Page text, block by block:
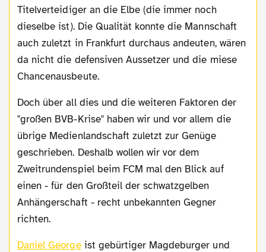
Titelverteidiger an die Elbe (die immer noch
dieselbe ist). Die Qualität konnte die Mannschaft
auch zuletzt in Frankfurt durchaus andeuten, wären
da nicht die defensiven Aussetzer und die miese
Chancenausbeute.
Doch über all dies und die weiteren Faktoren der
"großen BVB-Krise" haben wir und vor allem die
übrige Medienlandschaft zuletzt zur Genüge
geschrieben. Deshalb wollen wir vor dem
Zweitrundenspiel beim FCM mal den Blick auf
einen - für den Großteil der schwatzgelben
Anhängerschaft - recht unbekannten Gegner
richten.
Daniel Georgeist gebürtiger Magdeburger und